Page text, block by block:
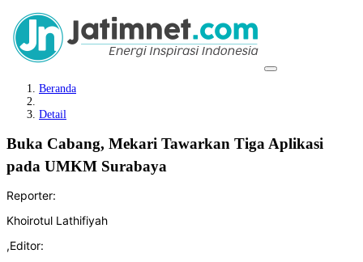
Beranda
Detail
Buka Cabang, Mekari Tawarkan Tiga Aplikasi
pada UMKM Surabaya
Reporter:
Khoirotul Lathifiyah
,Editor: